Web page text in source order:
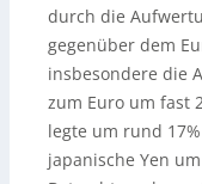
durch die
gegenüber dem
insbesondere die
zum Euro um fast
legte um rund
japanische Yen